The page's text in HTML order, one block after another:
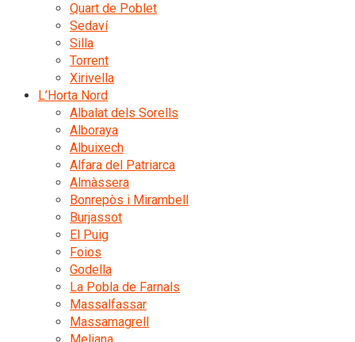
Quart de Poblet
Sedaví
Silla
Torrent
Xirivella
L’Horta Nord
Albalat dels Sorells
Alboraya
Albuixech
Alfara del Patriarca
Almàssera
Bonrepòs i Mirambell
Burjassot
El Puig
Foios
Godella
La Pobla de Farnals
Massalfassar
Massamagrell